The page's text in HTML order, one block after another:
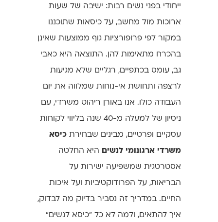
ייחודי בפני נשים רבות: ישיבה של שעות
ארוכות מול מחשב, על כיסאות שתוכננו
במקור לפי פרופורציות גוף ממוצעות שאינן
בהכרח מתאימות להן. התוצאה היא כאבי
גב, עומס בכתפיים, רגליים שלא מגיעות
לרצפה ותחושת אי-נוחות שמלווה את יום
העבודה כולו. אנו באורן ריהוט משרדי, עם
ניסיון של למעלה מ-40 שנה בליווי לקוחות
עסקיים ופרטיים, מבינים שבחירת כיסא
משרדי ארגונומי לנשים היא החלטה
אסטרטגית שמשפיעה ישירות על
הבריאות, על הפרודוקטיביות ועל איכות
החיים. במדריך זה נסביר בדיוק מה לבדוק,
איך להתאים, ולמה לא כל "כיסא לנשים"